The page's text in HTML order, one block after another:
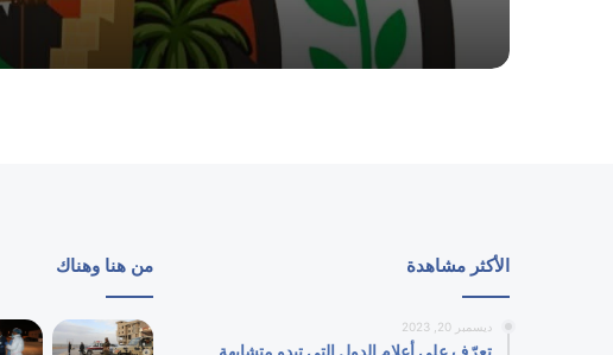
الأكثر مشاهدة
ديسمبر 20, 2023
تعرّف على أعلام الدول التي تبدو متشابهة
من هنا وهناك